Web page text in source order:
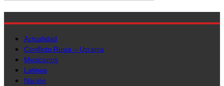
Actualidad
Conflicto Rusia – Ucrania
Mexicanos
Latinos
Nación